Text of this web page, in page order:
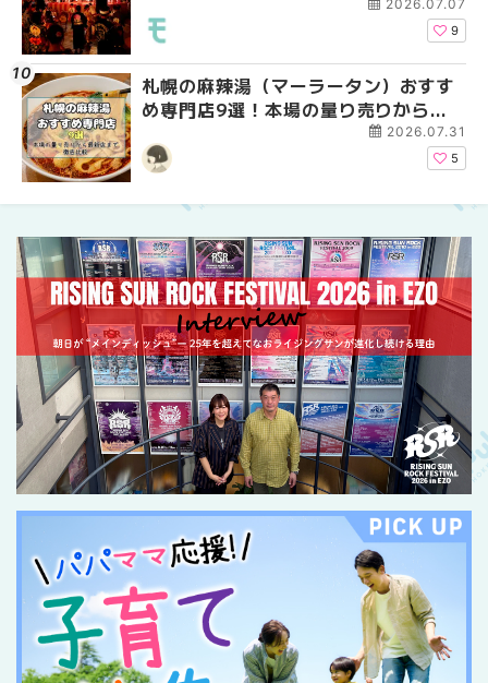
2026.07.07
9
札幌の麻辣湯（マーラータン）おすす
め専門店9選！本場の量り売りから最
新店まで徹底比較 | MouLa
HOKKAIDO
2026.07.31
5
2026年夏 恵庭市・千
イベントまとめ |
ーパーラウンジアネッ
介！！ | MouLa
2026年夏 札幌市南区
ントまとめ | MouLa